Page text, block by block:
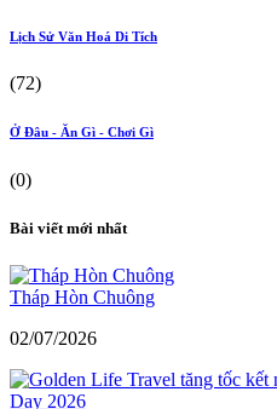
Lịch Sử Văn Hoá Di Tích
(72)
Ở Đâu - Ăn Gì - Chơi Gì
(0)
Bài viết mới nhất
Tháp Hòn Chuông
02/07/2026